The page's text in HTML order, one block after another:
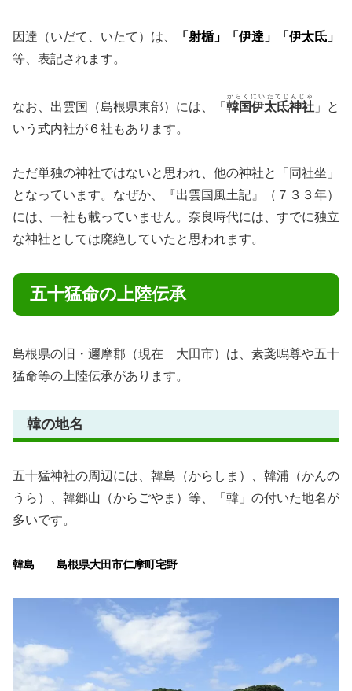
因達（いだて、いたて）は、
「射楯」「伊達」「伊太氐」
等、表記されます。
なお、出雲国（島根県東部）には、「 韓国伊太氐神社
からくにいたてじんじゃ
」と
いう式内社が６社もあります。
ただ単独の神社ではないと思われ、他の神社と「同社坐」
となっています。なぜか、『出雲国風土記』（７３３年）
には、一社も載っていません。奈良時代には、すでに独立
な神社としては廃絶していたと思われます。
五十猛命の上陸伝承
島根県の旧・邇摩郡（現在 大田市）は、素戔嗚尊や五十
猛命等の上陸伝承があります。
韓の地名
五十猛神社の周辺には、韓島（からしま）、韓浦（かんの
うら）、韓郷山（からごやま）等、「韓」の付いた地名が
多いです。
韓島 島根県大田市仁摩町宅野